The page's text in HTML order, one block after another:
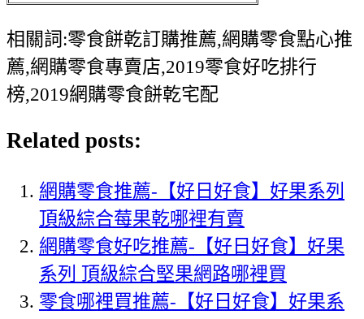
相關詞:零食餅乾訂購推薦,網購零食點心推
薦,網購零食專賣店,2019零食好吃排行
榜,2019網購零食餅乾宅配
Related posts:
網購零食推薦-【好日好食】好果系列
頂級綜合莓果乾哪裡有賣
網購零食好吃推薦-【好日好食】好果
系列 頂級綜合堅果網路哪裡買
零食哪裡買推薦-【好日好食】好果系